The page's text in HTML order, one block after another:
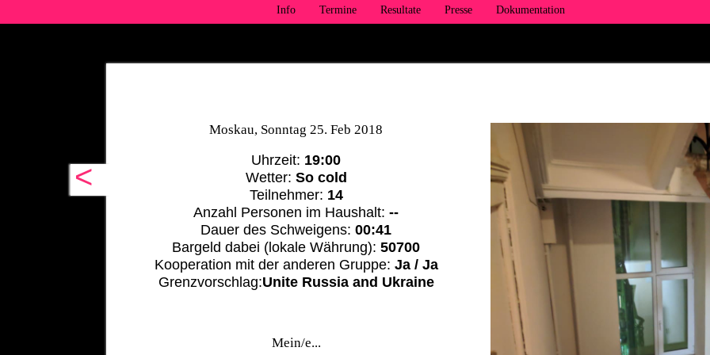
Info Termine Resultate Presse Dokumentation
<
Moskau, Sonntag 25. Feb 2018
Uhrzeit: 19:00
Wetter: So cold
Teilnehmer: 14
Anzahl Personen im Haushalt:--
Dauer des Schweigens:00:41
Bargeld dabei (lokale Währung):50700
Kooperation mit der anderen Gruppe: Ja / Ja
Grenzvorschlag:Unite Russia and Ukraine
Mein/e...